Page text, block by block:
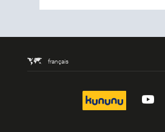
français
kununu